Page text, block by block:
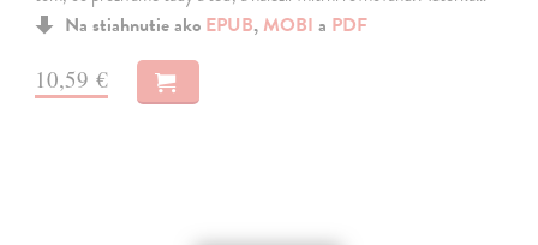
Na stiahnutie ako EPUB, MOBI a PDF
10,59 €